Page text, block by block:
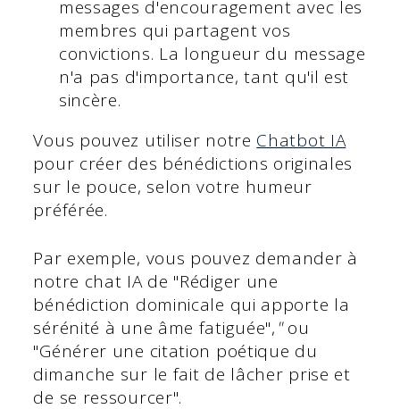
messages d'encouragement avec les
membres qui partagent vos
convictions. La longueur du message
n'a pas d'importance, tant qu'il est
sincère.
Vous pouvez utiliser notre Chatbot IA
pour créer des bénédictions originales
sur le pouce, selon votre humeur
préférée.
Par exemple, vous pouvez demander à
notre chat IA de "Rédiger une
bénédiction dominicale qui apporte la
sérénité à une âme fatiguée","ou
"Générer une citation poétique du
dimanche sur le fait de lâcher prise et
de se ressourcer".